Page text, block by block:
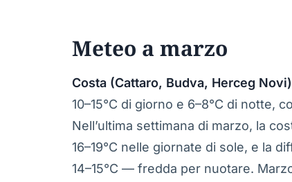
Meteo a marzo
Costa (Cattaro, Budva, Herceg
10–15°C di giorno e 6–8°C di notte,
Nell’ultima settimana di marzo, la
16–19°C nelle giornate di sole, e la
14–15°C — fredda per nuotare.